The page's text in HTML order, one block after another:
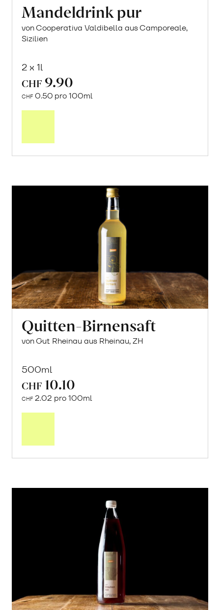
Mandeldrink pur
von Cooperativa Valdibella aus Camporeale,
Sizilien
2 x 1l
CHF 9.90
CHF 0.50 pro 100ml
Quitten-Birnensaft
von Gut Rheinau aus Rheinau, ZH
500ml
CHF 10.10
CHF 2.02 pro 100ml